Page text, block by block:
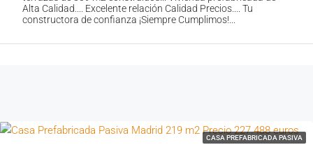
Alta Calidad.... Excelente relación Calidad Precios.... Tu
constructora de confianza ¡Siempre Cumplimos!...
CASA PREFABRICADA PASIVA